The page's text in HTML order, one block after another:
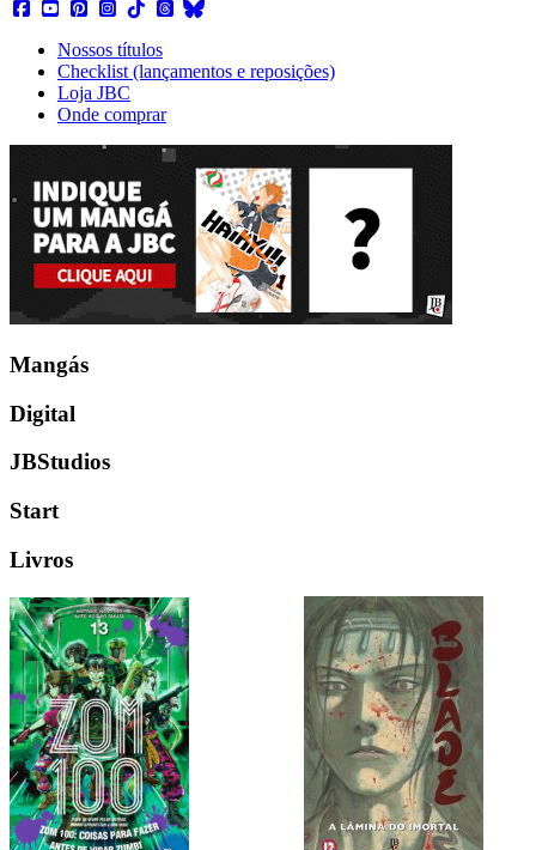
Nossos títulos
Checklist (lançamentos e reposições)
Loja JBC
Onde comprar
Mangás
Digital
JBStudios
Start
Livros